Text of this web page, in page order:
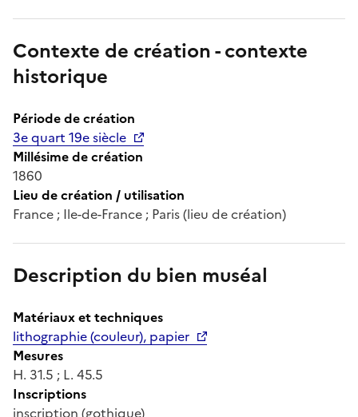
Contexte de création - contexte
historique
Période de création
3e quart 19e siècle
Millésime de création
1860
Lieu de création / utilisation
France ; Ile-de-France ; Paris (lieu de création)
Description du bien muséal
Matériaux et techniques
lithographie (couleur), papier
Mesures
H. 31.5 ; L. 45.5
Inscriptions
inscription (gothique)